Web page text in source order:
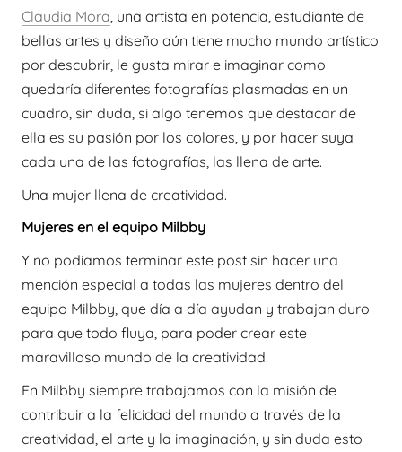
Claudia Mora, una artista en potencia, estudiante de
bellas artes y diseño aún tiene mucho mundo artístico
por descubrir, le gusta mirar e imaginar como
quedaría diferentes fotografías plasmadas en un
cuadro, sin duda, si algo tenemos que destacar de
ella es su pasión por los colores, y por hacer suya
cada una de las fotografías, las llena de arte.
Una mujer llena de creatividad.
Mujeres en el equipo Milbby
Y no podíamos terminar este post sin hacer una
mención especial a todas las mujeres dentro del
equipo Milbby, que día a día ayudan y trabajan duro
para que todo fluya, para poder crear este
maravilloso mundo de la creatividad.
En Milbby siempre trabajamos con la misión de
contribuir a la felicidad del mundo a través de la
creatividad, el arte y la imaginación, y sin duda esto